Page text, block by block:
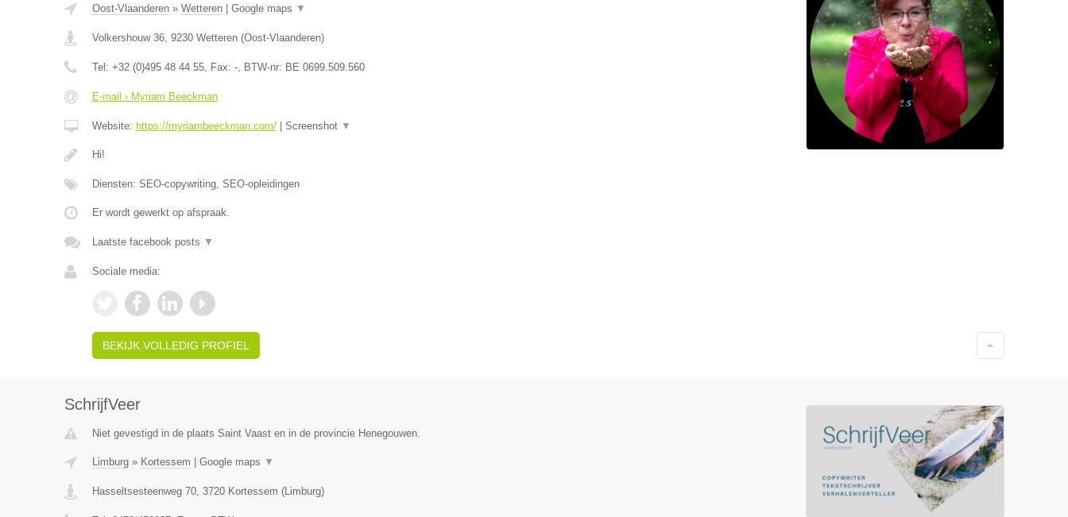
Oost-Vlaanderen» Wetteren| Google maps ▼
Volkershouw 36, 9230 Wetteren(Oost-Vlaanderen)
Tel: +32 (0)495 48 44 55, Fax: -, BTW-nr: BE 0699.509.560
E-mail › Myriam Beeckman
Website: https://myriambeeckman.com/| Screenshot ▼
Hi!
Diensten: SEO-copywriting, SEO-opleidingen
Er wordt gewerkt op afspraak.
Laatste facebook posts ▼
Sociale media:
BEKIJK VOLLEDIG PROFIEL
SchrijfVeer
Niet gevestigd in de plaats Saint Vaast en in de provincie Henegouwen.
Limburg» Kortessem Google maps ▼
Hasseltsesteenweg 70, 3720 Kortessem (Limburg)